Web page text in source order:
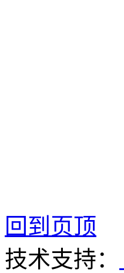
回到页顶
技术支持：